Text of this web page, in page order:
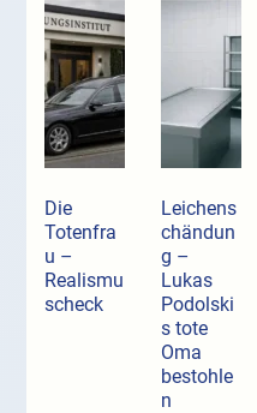
Die
Totenfra
u –
Realismu
scheck
Leichens
chändun
g –
Lukas
Podolski
s tote
Oma
bestohle
n